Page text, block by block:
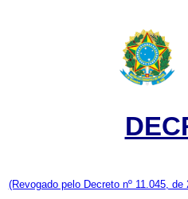
(Revogado pelo Decreto nº 11.045, de